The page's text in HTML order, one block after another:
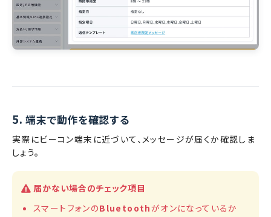
5. 端末で動作を確認する
実際にビーコン端末に近づいて、メッセージが届くか確認しま
しょう。
届かない場合のチェック項目
スマートフォンのBluetoothがオンになっているか